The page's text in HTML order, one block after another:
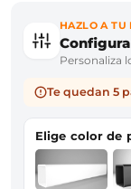
HAZLO A TU
Personaliza
Te quedan 5
Elige color de